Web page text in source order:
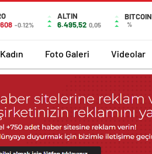
-0.12%
ALTIN
6.495,52 0,05
BITCOIN
%
Kadın Foto Galeri Videolar